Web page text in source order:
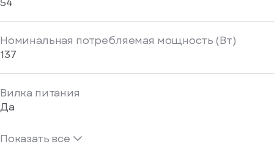
Номинальная потребляемая мощность (Вт)
137
Вилка питания
Да
Показать все